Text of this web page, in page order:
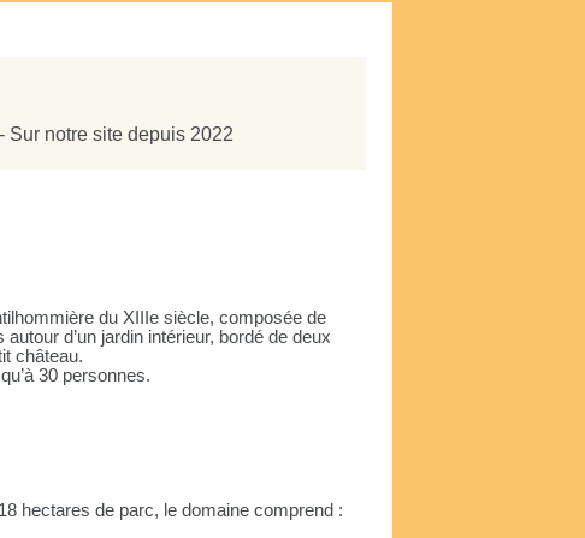
- Sur notre site depuis 2022
du XIIIe siècle, composée de
d’un jardin intérieur, bordé de deux
château.
30 personnes.
hectares de parc, le domaine comprend :